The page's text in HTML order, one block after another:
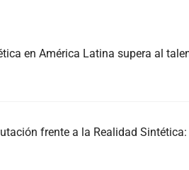
en América Latina supera al
frente a la Realidad